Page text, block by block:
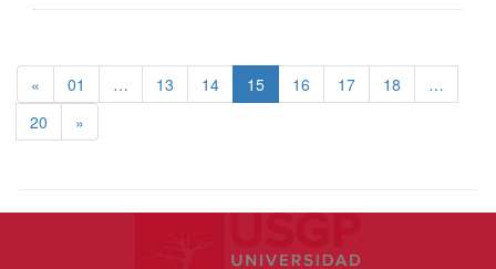
« 01 … 13 14 15 16 17 18
…
20
»